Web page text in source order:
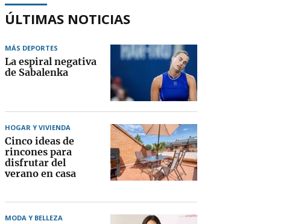
ÚLTIMAS NOTICIAS
MÁS DEPORTES
La espiral negativa
de Sabalenka
HOGAR Y VIVIENDA
Cinco ideas de
rincones para
disfrutar del
verano en casa
MODA Y BELLEZA